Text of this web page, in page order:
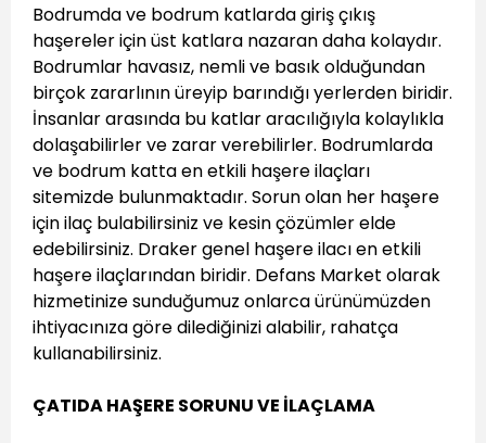
Bodrumda ve bodrum katlarda giriş çıkış
haşereler için üst katlara nazaran daha kolaydır.
Bodrumlar havasız, nemli ve basık olduğundan
birçok zararlının üreyip barındığı yerlerden biridir.
İnsanlar arasında bu katlar aracılığıyla kolaylıkla
dolaşabilirler ve zarar verebilirler. Bodrumlarda
ve bodrum katta en etkili haşere ilaçları
sitemizde bulunmaktadır. Sorun olan her haşere
için ilaç bulabilirsiniz ve kesin çözümler elde
edebilirsiniz. Draker genel haşere ilacı en etkili
haşere ilaçlarından biridir. Defans Market olarak
hizmetinize sunduğumuz onlarca ürünümüzden
ihtiyacınıza göre dilediğinizi alabilir, rahatça
kullanabilirsiniz.
ÇATIDA HAŞERE SORUNU VE İLAÇLAMA